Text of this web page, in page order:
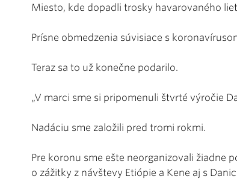
Miesto, kde dopadli trosky havarovaného
Prísne obmedzenia súvisiace s
Teraz sa to už konečne podarilo.
„V marci sme si pripomenuli štvrté výročie
Nadáciu sme založili pred tromi rokmi.
Pre koronu sme ešte neorganizovali žiadne
o zážitky z návštevy Etiópie a Kene aj s